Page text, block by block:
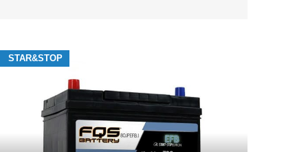
STAR&STOP